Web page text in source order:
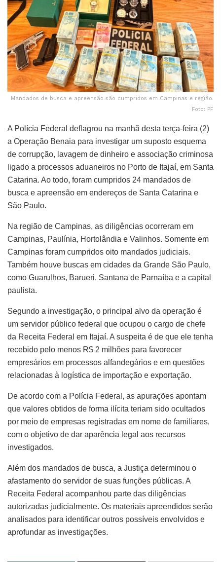
Mandados de busca e apreensão são cumpridos em Campinas e região.
Foto: PF
A Polícia Federal deflagrou na manhã desta terça-feira (2)
a Operação Benaia para investigar um suposto esquema
de corrupção, lavagem de dinheiro e associação criminosa
ligado a processos aduaneiros no Porto de Itajaí, em Santa
Catarina. Ao todo, foram cumpridos 24 mandados de
busca e apreensão em endereços de Santa Catarina e
São Paulo.
Na região de Campinas, as diligências ocorreram em
Campinas, Paulínia, Hortolândia e Valinhos. Somente em
Campinas foram cumpridos oito mandados judiciais.
Também houve buscas em cidades da Grande São Paulo,
como Guarulhos, Barueri, Santana de Parnaíba e a capital
paulista.
Segundo a investigação, o principal alvo da operação é
um servidor público federal que ocupou o cargo de chefe
da Receita Federal em Itajaí. A suspeita é de que ele tenha
recebido pelo menos R$ 2 milhões para favorecer
empresários em processos alfandegários e em questões
relacionadas à logística de importação e exportação.
De acordo com a Polícia Federal, as apurações apontam
que valores obtidos de forma ilícita teriam sido ocultados
por meio de empresas registradas em nome de familiares,
com o objetivo de dar aparência legal aos recursos
investigados.
Além dos mandados de busca, a Justiça determinou o
afastamento do servidor de suas funções públicas. A
Receita Federal acompanhou parte das diligências
autorizadas judicialmente. Os materiais apreendidos serão
analisados para identificar outros possíveis envolvidos e
aprofundar as investigações.